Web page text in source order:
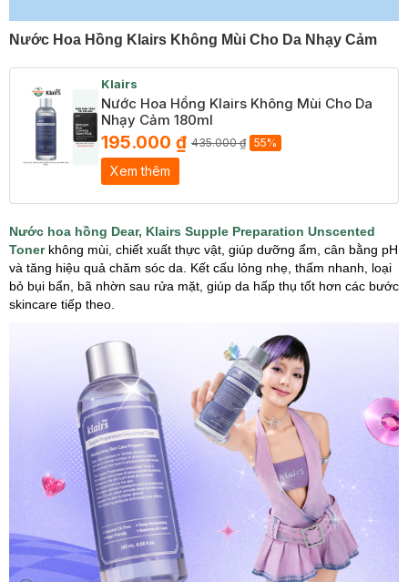
Nước Hoa Hồng Klairs Không Mùi Cho Da Nhạy Cảm
Klairs
Nước Hoa Hồng Klairs Không Mùi Cho Da
Nhạy Cảm 180ml
195.000 ₫ 435.000 ₫ 55%
Xem thêm
Nước hoa hồng Dear, Klairs Supple Preparation Unscented
Tonerkhông mùi, chiết xuất thực vật, giúp dưỡng ẩm, cân bằng pH
và tăng hiệu quả chăm sóc da. Kết cấu lỏng nhẹ, thấm nhanh, loại
bỏ bụi bẩn, bã nhờn sau rửa mặt, giúp da hấp thụ tốt hơn các bước
skincare tiếp theo.